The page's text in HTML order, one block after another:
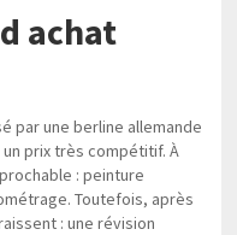
achat
par une berline allemande
prix très compétitif. À
: peinture
Toutefois, après
: une révision